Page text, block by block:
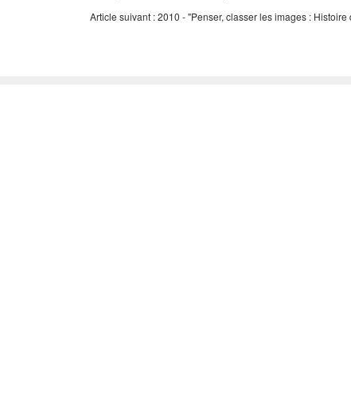
Article suivant : 2010 - "Penser, classer les images :